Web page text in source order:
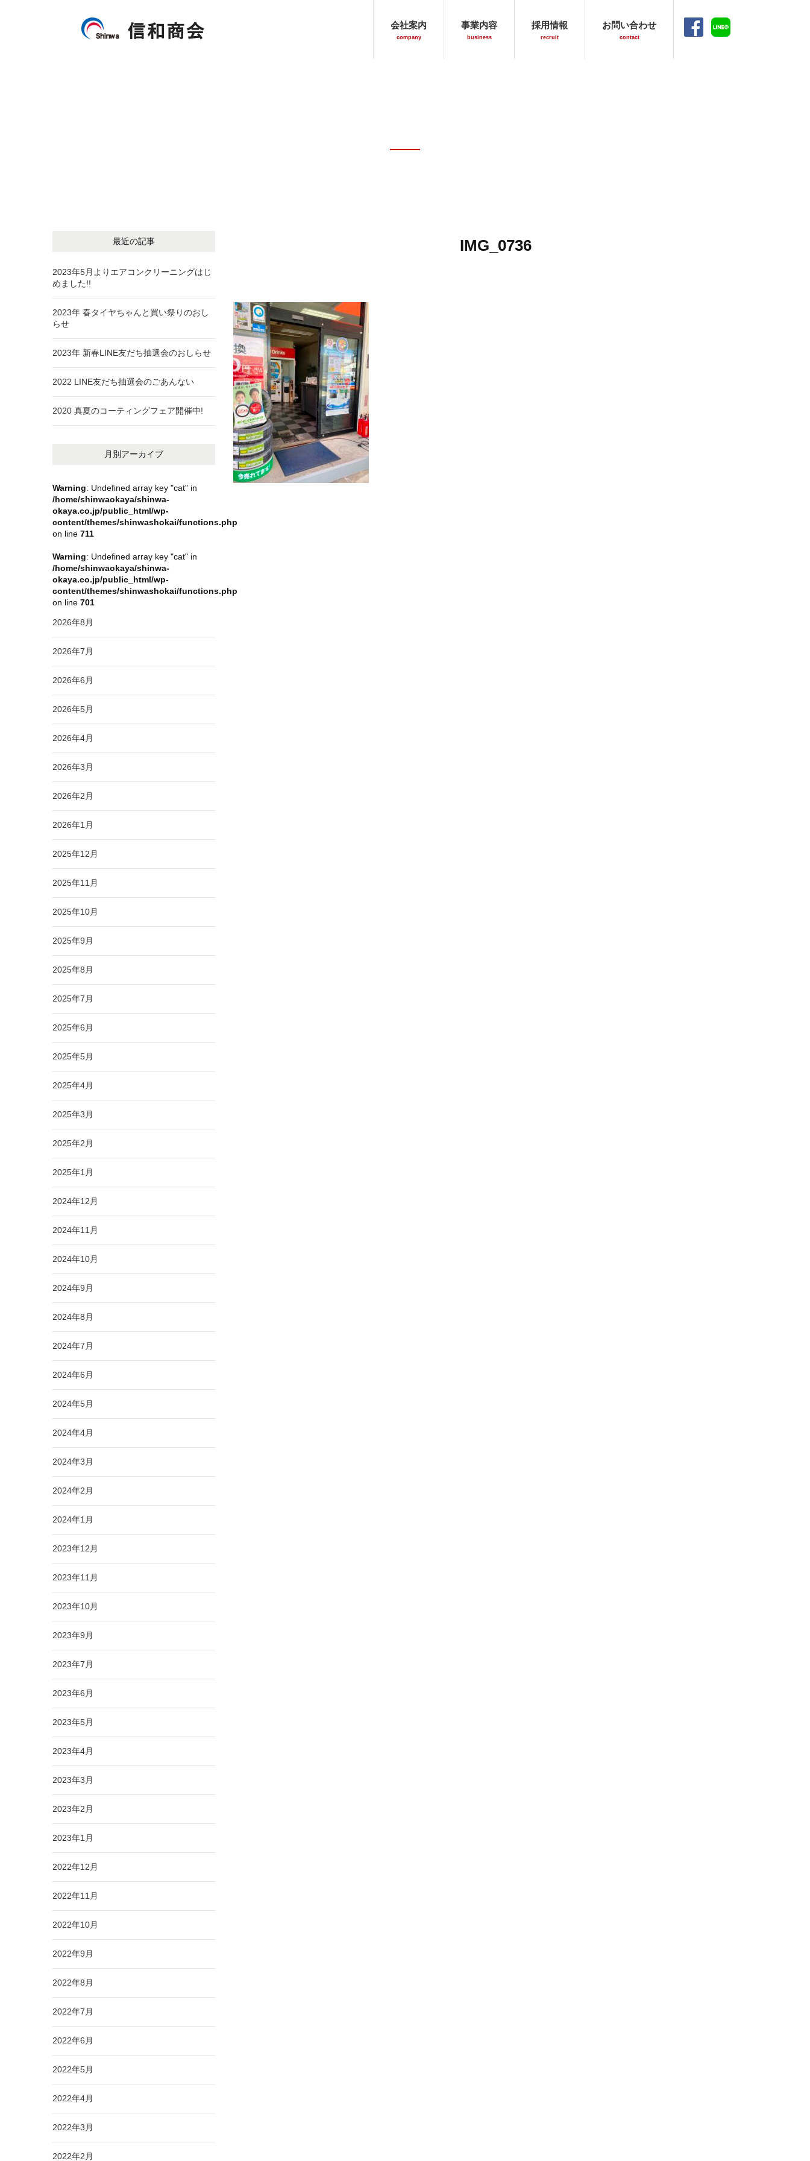
会社案内
company
事業内容
business
採用情報
recruit
お問い合わせ
contact
IMG_0736
最近の記事
2023年5月よりエアコンクリーニングはじ
めました!!
2023年 春タイヤちゃんと買い祭りのおし
らせ
2023年 新春LINE友だち抽選会のおしらせ
2022 LINE友だち抽選会のごあんない
2020 真夏のコーティングフェア開催中!
月別アーカイブ
Warning: Undefined array key "cat" in
/home/shinwaokaya/shinwa-
okaya.co.jp/public_html/wp-
content/themes/shinwashokai/functions.php
on line 711
Warning: Undefined array key "cat" in
/home/shinwaokaya/shinwa-
okaya.co.jp/public_html/wp-
content/themes/shinwashokai/functions.php
on line 701
2026年8月
2026年7月
2026年6月
2026年5月
2026年4月
2026年3月
2026年2月
2026年1月
2025年12月
2025年11月
2025年10月
2025年9月
2025年8月
2025年7月
2025年6月
2025年5月
2025年4月
2025年3月
2025年2月
2025年1月
2024年12月
2024年11月
2024年10月
2024年9月
2024年8月
2024年7月
2024年6月
2024年5月
2024年4月
2024年3月
2024年2月
2024年1月
2023年12月
2023年11月
2023年10月
2023年9月
2023年7月
2023年6月
2023年5月
2023年4月
2023年3月
2023年2月
2023年1月
2022年12月
2022年11月
2022年10月
2022年9月
2022年8月
2022年7月
2022年6月
2022年5月
2022年4月
2022年3月
2022年2月